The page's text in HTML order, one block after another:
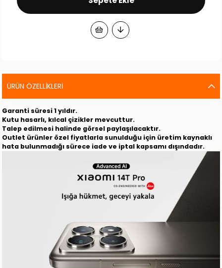
ÜRÜN ÖZELLIKLERI
Garanti süresi 1 yıldır.
Kutu hasarlı, kılcal çizikler mevcuttur.
Talep edilmesi halinde görsel paylaşılacaktır.
Outlet ürünler özel fiyatlarla sunulduğu için üretim kaynaklı
hata bulunmadığı sürece iade ve iptal kapsamı dışındadır.